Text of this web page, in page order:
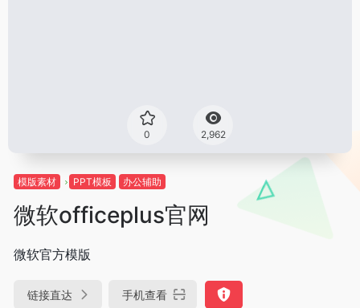
0 2,962
模版素材 PPT模板 办公辅助
微软officeplus官网
微软官方模版
链接直达 手机查看